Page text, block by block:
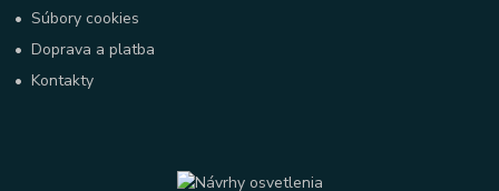
•Súbory cookies
•Doprava a platba
•Kontakty